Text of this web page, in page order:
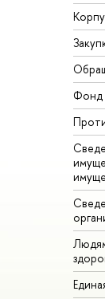
Фонд